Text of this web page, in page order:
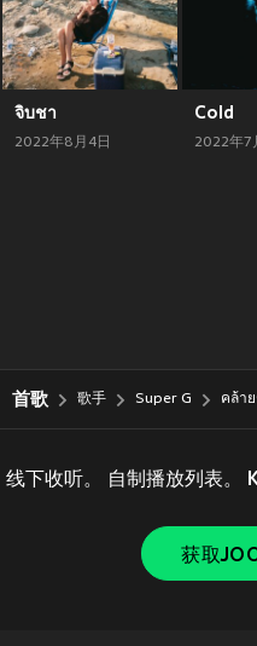
จิบชา
2022年8月4日
Cold
2022年7
首歌 歌手 Super G คล้า
线下收听。 自制播放列表。
获取